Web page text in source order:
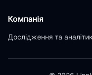
Компанія
Дослідження та